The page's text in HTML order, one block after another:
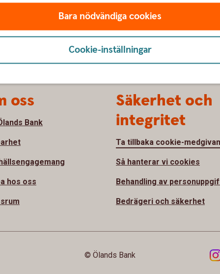
Bara nödvändiga cookies
Cookie-inställningar
oss
Bank
hos oss
Säkerhet och
integritet
Ta tillbaka cookie-
Så hanterar vi cookies
Behandling av
Bedrägeri och säkerhet
© Ölands Bank